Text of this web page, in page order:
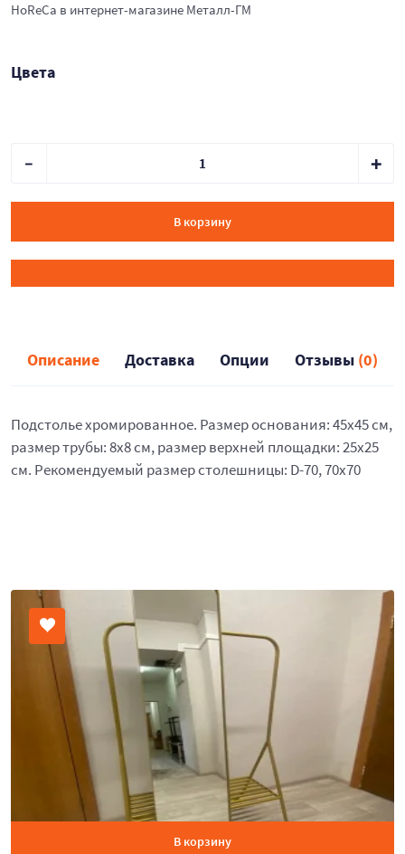
HoReCa в интернет-магазине Металл-ГМ
Цвета
В корзину
Описание Доставка Опции Отзывы (0)
Подстолье хромированное. Размер основания: 45х45 см,
размер трубы: 8х8 см, размер верхней площадки: 25х25
см. Рекомендуемый размер столешницы: D-70, 70х70
В корзину